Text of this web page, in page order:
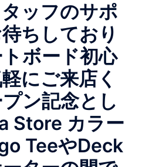
ッフのサポ
ちしており
ボード初心
にご来店く
ン記念とし
Store カラー
TeeやDeck